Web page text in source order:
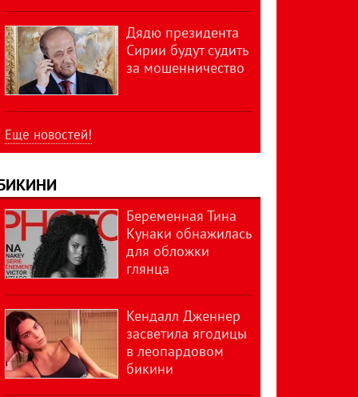
Дядю президента
Сирии будут судить
за мошенничество
Еще новостей!
Беременная Тина
Кунаки обнажилась
для обложки
глянца
Кендалл Дженнер
засветила ягодицы
в леопардовом
бикини